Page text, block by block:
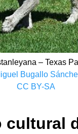
– Texas
Bugallo
CC BY-SA
cultural